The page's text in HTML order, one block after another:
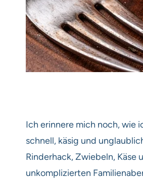
Ich erinnere mich noch, wie
schnell, käsig und
Rinderhack, Zwiebeln,
unkomplizierten